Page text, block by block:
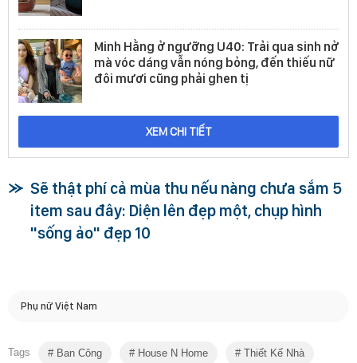
Minh Hằng ở ngưỡng U40: Trải qua sinh nở
mà vóc dáng vẫn nóng bỏng, đến thiếu nữ
đôi mươi cũng phải ghen tị
XEM CHI TIẾT
Sẽ thật phí cả mùa thu nếu nàng chưa sắm 5
item sau đây: Diện lên đẹp một, chụp hình
"sống ảo" đẹp 10
Phụ nữ Việt Nam
Tags Ban Công House N Home Thiết Kế Nhà